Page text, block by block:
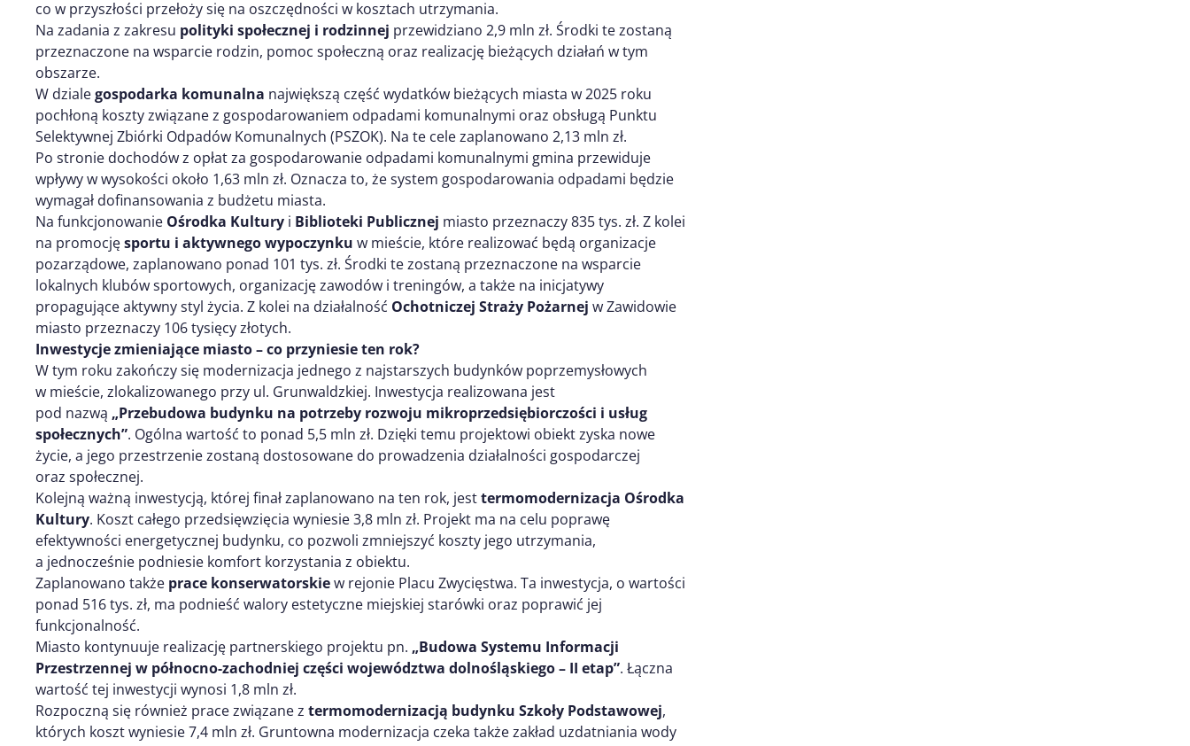
co w przyszłości przełoży się na oszczędności w kosztach utrzymania.
Na zadania z zakresu polityki społecznej i rodzinnej przewidziano 2,9 mln zł. Środki te zostaną
przeznaczone na wsparcie rodzin, pomoc społeczną oraz realizację bieżących działań w tym
obszarze.
W dzialegospodarka komunalna największą część wydatków bieżących miasta w 2025 roku
pochłoną koszty związane z gospodarowaniem odpadami komunalnymi oraz obsługą Punktu
Selektywnej Zbiórki Odpadów Komunalnych (PSZOK). Na te cele zaplanowano 2,13 mln zł.
Po stronie dochodów z opłat za gospodarowanie odpadami komunalnymi gmina przewiduje
wpływy w wysokości około 1,63 mln zł. Oznacza to, że system gospodarowania odpadami będzie
wymagał dofinansowania z budżetu miasta.
Na funkcjonowanie Ośrodka Kultury i Biblioteki Publicznej miasto przeznaczy 835 tys. zł. Z kolei
na promocjęsportu i aktywnego wypoczynku w mieście, które realizować będą organizacje
pozarządowe, zaplanowano ponad 101 tys. zł. Środki te zostaną przeznaczone na wsparcie
lokalnych klubów sportowych, organizację zawodów i treningów, a także na inicjatywy
propagujące aktywny styl życia. Z kolei na działalność Ochotniczej Straży Pożarnej w Zawidowie
miasto przeznaczy 106 tysięcy złotych.
Inwestycje zmieniające miasto – co przyniesie ten rok?
W tym roku zakończy się modernizacja jednego z najstarszych budynków poprzemysłowych
w mieście, zlokalizowanego przy ul. Grunwaldzkiej. Inwestycja realizowana jest
pod nazwą „Przebudowa budynku na potrzeby rozwoju mikroprzedsiębiorczości i usług
społecznych”. Ogólna wartość to ponad 5,5 mln zł. Dzięki temu projektowi obiekt zyska nowe
życie, a jego przestrzenie zostaną dostosowane do prowadzenia działalności gospodarczej
oraz społecznej.
Kolejną ważną inwestycją, której finał zaplanowano na ten rok, jesttermomodernizacja Ośrodka
Kultury. Koszt całego przedsięwzięcia wyniesie 3,8 mln zł. Projekt ma na celu poprawę
efektywności energetycznej budynku, co pozwoli zmniejszyć koszty jego utrzymania,
a jednocześnie podniesie komfort korzystania z obiektu.
Zaplanowano także prace konserwatorskiew rejonie Placu Zwycięstwa. Ta inwestycja, o wartości
ponad 516 tys. zł, ma podnieść walory estetyczne miejskiej starówki oraz poprawić jej
funkcjonalność.
Miasto kontynuuje realizację partnerskiego projektu pn. „Budowa Systemu Informacji
Przestrzennej w północno-zachodniej części województwa dolnośląskiego – II etap”. Łączna
wartość tej inwestycji wynosi 1,8 mln zł.
Rozpoczną się również prace związane z termomodernizacją budynku Szkoły Podstawowej,
których koszt wyniesie 7,4 mln zł. Gruntowna modernizacja czeka także zakład uzdatniania wody